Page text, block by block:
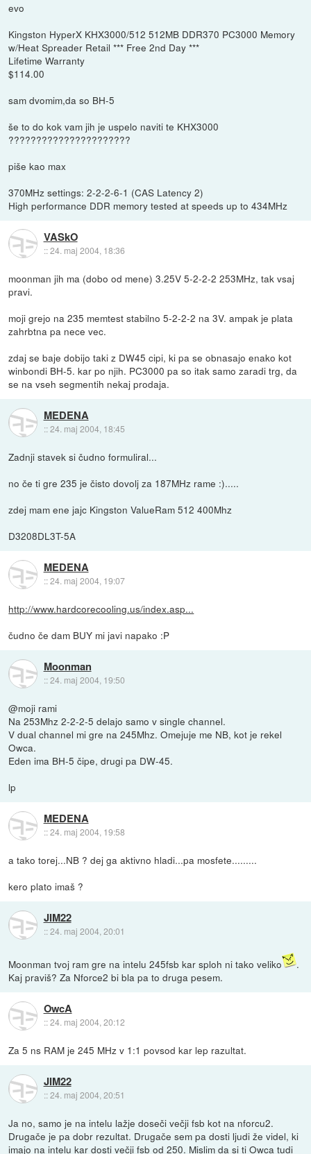
evo
Kingston HyperX KHX3000/512 512MB DDR370 PC3000 Memory
w/Heat Spreader Retail *** Free 2nd Day ***
Lifetime Warranty
$114.00
sam dvomim,da so BH-5
še to do kok vam jih je uspelo naviti te KHX3000
??????????????????????
piše kao max
370MHz settings: 2-2-2-6-1 (CAS Latency 2)
High performance DDR memory tested at speeds up to 434MHz
VASkO
::24. maj 2004, 18:36
moonman jih ma (dobo od mene) 3.25V 5-2-2-2 253MHz, tak vsaj
pravi.
moji grejo na 235 memtest stabilno 5-2-2-2 na 3V. ampak je plata
zahrbtna pa nece vec.
zdaj se baje dobijo taki z DW45 cipi, ki pa se obnasajo enako kot
winbondi BH-5. kar po njih. PC3000 pa so itak samo zaradi trg, da
se na vseh segmentih nekaj prodaja.
MEDENA
::24. maj 2004, 18:45
Zadnji stavek si čudno formuliral...
no če ti gre 235 je čisto dovolj za 187MHz rame :).....
zdej mam ene jajc Kingston ValueRam 512 400Mhz
D3208DL3T-5A
MEDENA
::24. maj 2004, 19:07
http://www.hardcorecooling.us/index.asp...
čudno če dam BUY mi javi napako :P
Moonman
::24. maj 2004, 19:50
@moji rami
Na 253Mhz 2-2-2-5 delajo samo v single channel.
V dual channel mi gre na 245Mhz. Omejuje me NB, kot je rekel
Owca.
Eden ima BH-5 čipe, drugi pa DW-45.
lp
MEDENA
::24. maj 2004, 19:58
a tako torej...NB ? dej ga aktivno hladi...pa mosfete.........
kero plato imaš ?
JIM22
::24. maj 2004, 20:01
Moonman tvoj ram gre na intelu 245fsb kar sploh ni tako veliko
.
Kaj praviš? Za Nforce2 bi bla pa to druga pesem.
OwcA
::24. maj 2004, 20:12
Za 5 ns RAM je 245 MHz v 1:1 povsod kar lep razultat.
JIM22
::24. maj 2004, 20:51
Ja no, samo je na intelu lažje doseči večji fsb kot na nforcu2.
Drugače je pa dobr rezultat. Drugače sem pa dosti ljudi že videl, ki
imajo na intelu kar dosti večji fsb od 250. Mislim da si ti Owca tudi